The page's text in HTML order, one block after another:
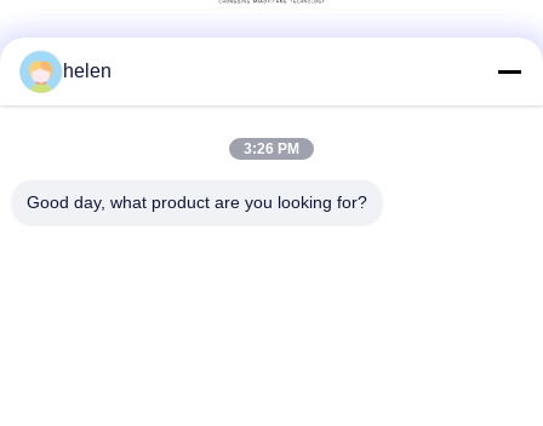
helen
3:26 PM
Good day, what product are you looking for?